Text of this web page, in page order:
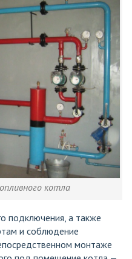
котла
подключения, а также
и соблюдение
монтаже